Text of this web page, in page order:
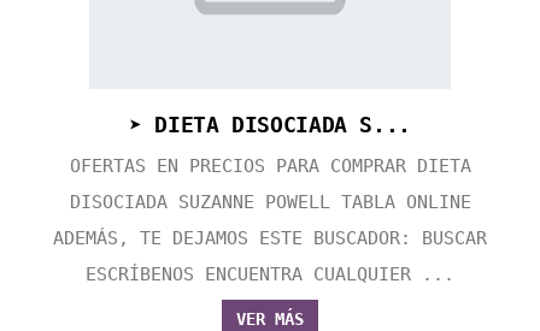
➤ DIETA DISOCIADA S...
OFERTAS EN PRECIOS PARA COMPRAR DIETA
DISOCIADA SUZANNE POWELL TABLA ONLINE
ADEMÁS, TE DEJAMOS ESTE BUSCADOR: BUSCAR
ESCRÍBENOS ENCUENTRA CUALQUIER ...
VER MÁS